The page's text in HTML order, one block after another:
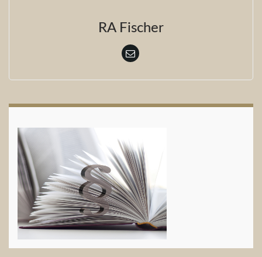
RA Fischer